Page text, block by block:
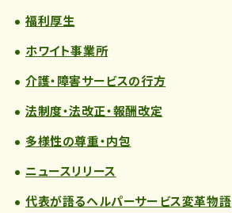
福利厚生
ホワイト事業所
介護・障害サービスの行方
法制度・法改正・報酬改定
多様性の尊重・内包
ニュースリリース
代表が語るヘルパーサービス変革物語